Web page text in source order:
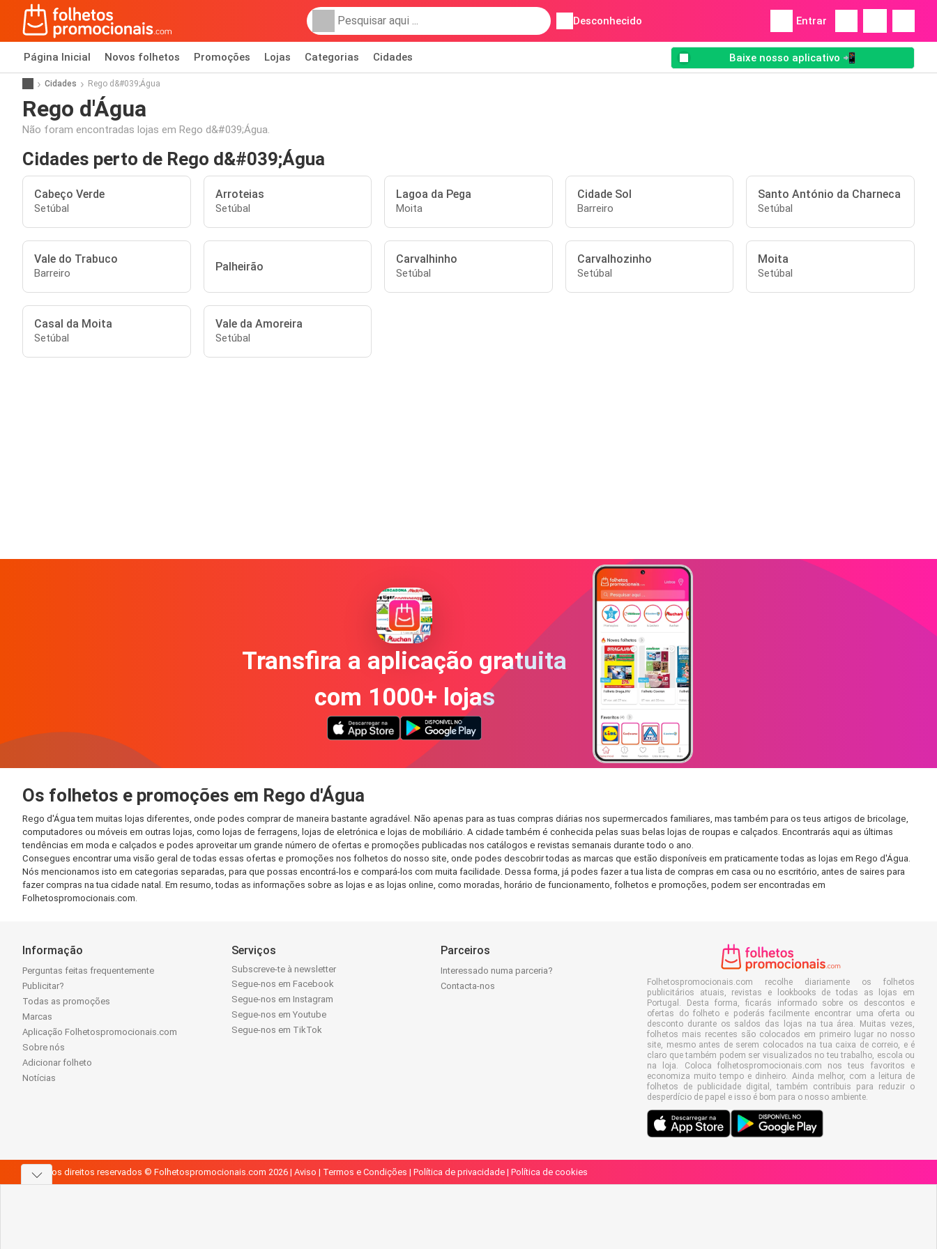
Desconhecido Entrar
Página Inicial Novos folhetos Promoções Lojas Categorias Cidades Baixe nosso aplicativo 📲
Cidades Rego d&#039;Água
Rego d'Água
Não foram encontradas lojas em Rego d&#039;Água.
Cidades perto de Rego d&#039;Água
Cabeço Verde
Setúbal
Arroteias
Setúbal
Lagoa da Pega
Moita
Cidade Sol
Barreiro
Santo António da Charneca
Setúbal
Vale do Trabuco
Barreiro Palheirão
Carvalhinho
Setúbal
Carvalhozinho
Setúbal
Moita
Setúbal
Casal da Moita
Setúbal
Vale da Amoreira
Setúbal
Transfira a aplicação gratuita
com 1000+ lojas
Os folhetos e promoções em Rego d'Água
Rego d'Água tem muitas lojas diferentes, onde podes comprar de maneira bastante agradável. Não apenas para as tuas compras diárias nos supermercados familiares, mas também para os teus artigos de bricolage,
computadores ou móveis em outras lojas, como lojas de ferragens, lojas de eletrónica e lojas de mobiliário. A cidade também é conhecida pelas suas belas lojas de roupas e calçados. Encontrarás aqui as últimas
tendências em moda e calçados e podes aproveitar um grande número de ofertas e promoções publicadas nos catálogos e revistas semanais durante todo o ano.
Consegues encontrar uma visão geral de todas essas ofertas e promoções nos folhetos do nosso site, onde podes descobrir todas as marcas que estão disponíveis em praticamente todas as lojas em Rego d'Água.
Nós mencionamos isto em categorias separadas, para que possas encontrá-los e compará-los com muita facilidade. Dessa forma, já podes fazer a tua lista de compras em casa ou no escritório, antes de saires para
fazer compras na tua cidade natal. Em resumo, todas as informações sobre as lojas e as lojas online, como moradas, horário de funcionamento, folhetos e promoções, podem ser encontradas em
Folhetospromocionais.com.
Informação
Perguntas feitas frequentemente
Publicitar?
Todas as promoções
Marcas
Aplicação Folhetospromocionais.com
Sobre nós
Adicionar folheto
Notícias
Serviços
Subscreve-te à newsletter
Segue-nos em Facebook
Segue-nos em Instagram
Segue-nos em Youtube
Segue-nos em TikTok
Parceiros
Interessado numa parceria?
Contacta-nos
Folhetospromocionais.com recolhe diariamente os folhetos
publicitários atuais, revistas e lookbooks de todas as lojas em
Portugal. Desta forma, ficarás informado sobre os descontos e
ofertas do folheto e poderás facilmente encontrar uma oferta ou
desconto durante os saldos das lojas na tua área. Muitas vezes,
folhetos mais recentes são colocados em primeiro lugar no nosso
site, mesmo antes de serem colocados na tua caixa de correio, e é
claro que também podem ser visualizados no teu trabalho, escola ou
na loja. Coloca folhetospromocionais.com nos teus favoritos e
economiza muito tempo e dinheiro. Ainda melhor, com a leitura de
folhetos de publicidade digital, também contribuis para reduzir o
desperdício de papel e isso é bom para o nosso ambiente.
Todos os direitos reservados © Folhetospromocionais.com 2026 | Aviso | Termos e Condições | Política de privacidade | Política de cookies